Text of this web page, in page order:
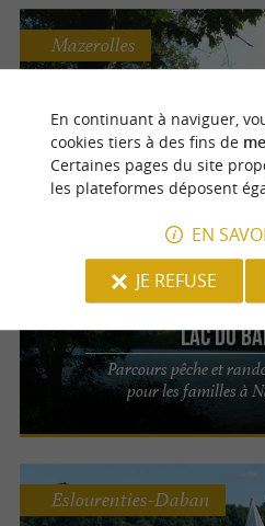
Lac de
Nature, pêche et
Mazerolles
Lac du
Parcours pêche et
pour les familles à
Navailles-Angos
Eslourenties-Daban
En continuant à naviguer,
cookies tiers à des fins de
Certaines pages du site
les plateformes déposent
EN
JE REFUSE